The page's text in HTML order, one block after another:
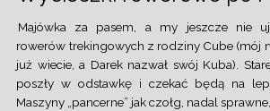
Majówka za pasem, a my jeszcze nie
rowerów trekingowych z rodziny Cube (mój
już wiecie, a Darek nazwał swój Kuba).
poszły w odstawkę i czekać będą na
Maszyny „pancerne” jak czołg, nadal